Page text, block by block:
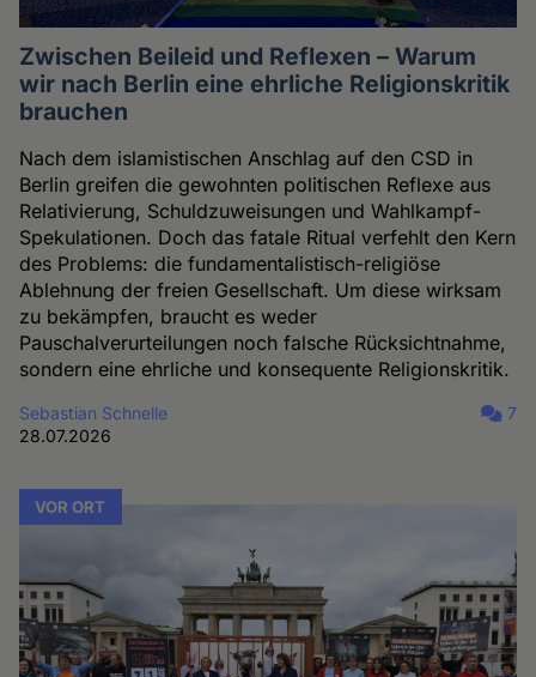
Zwischen Beileid und Reflexen – Warum
wir nach Berlin eine ehrliche Religionskritik
brauchen
Nach dem islamistischen Anschlag auf den CSD in
Berlin greifen die gewohnten politischen Reflexe aus
Relativierung, Schuldzuweisungen und Wahlkampf-
Spekulationen. Doch das fatale Ritual verfehlt den Kern
des Problems: die fundamentalistisch-religiöse
Ablehnung der freien Gesellschaft. Um diese wirksam
zu bekämpfen, braucht es weder
Pauschalverurteilungen noch falsche Rücksichtnahme,
sondern eine ehrliche und konsequente Religionskritik.
Sebastian Schnelle
28.07.2026
7
VOR ORT